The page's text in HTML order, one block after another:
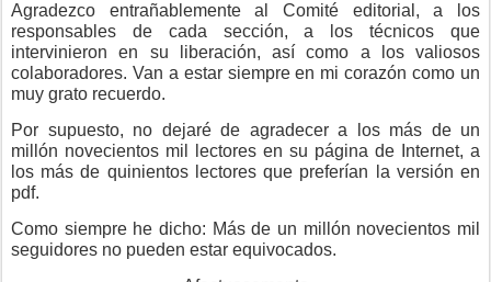
Agradezco entrañablemente al Comité editorial, a los
responsables de cada sección, a los técnicos que
intervinieron en su liberación, así como a los valiosos
colaboradores. Van a estar siempre en mi corazón como un
muy grato recuerdo.
Por supuesto, no dejaré de agradecer a los más de un
millón novecientos mil lectores en su página de Internet, a
los más de quinientos lectores que preferían la versión en
pdf.
Como siempre he dicho: Más de un millón novecientos mil
seguidores no pueden estar equivocados.